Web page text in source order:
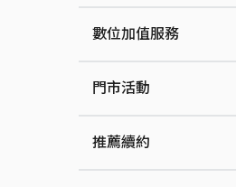
數位加值服務
門市活動
推薦續約